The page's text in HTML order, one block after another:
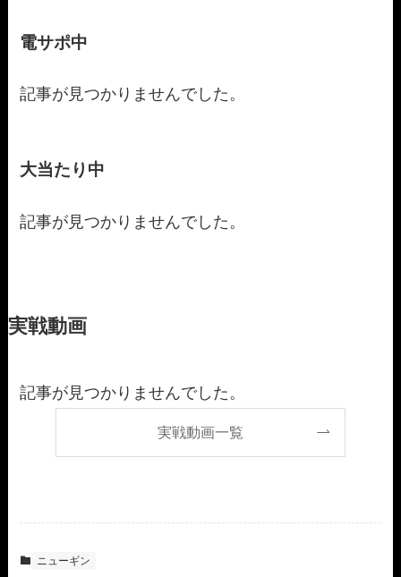
電サポ中
記事が見つかりませんでした。
大当たり中
記事が見つかりませんでした。
実戦動画
記事が見つかりませんでした。
実戦動画一覧
ニューギン